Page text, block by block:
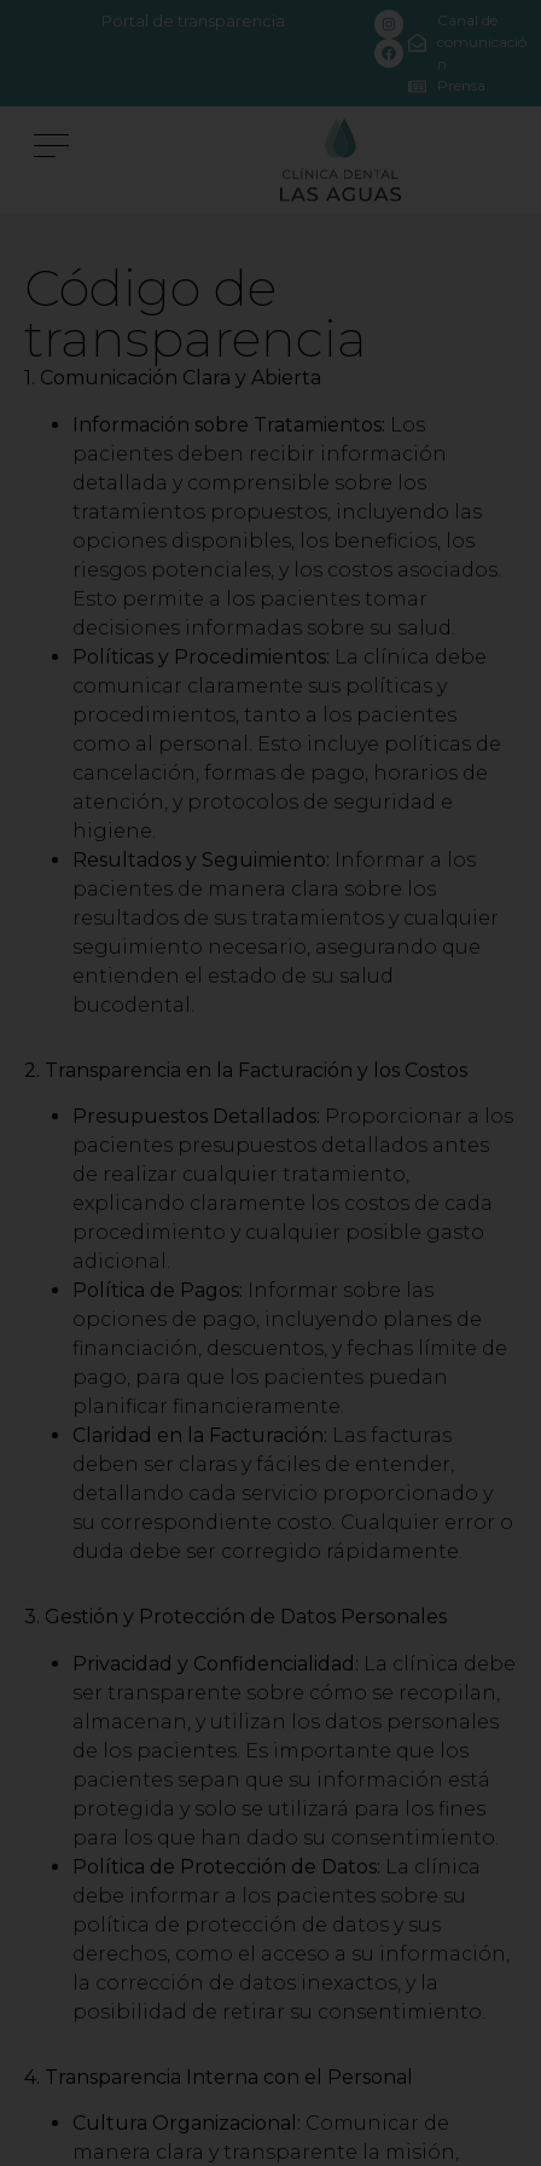
Portal de transparencia
Canal de
comunicació
n
Prensa
Código de
transparencia
1. Comunicación Clara y Abierta
Información sobre Tratamientos: Los
pacientes deben recibir información
detallada y comprensible sobre los
tratamientos propuestos, incluyendo las
opciones disponibles, los beneficios, los
riesgos potenciales, y los costos asociados.
Esto permite a los pacientes tomar
decisiones informadas sobre su salud.
Políticas y Procedimientos: La clínica debe
comunicar claramente sus políticas y
procedimientos, tanto a los pacientes
como al personal. Esto incluye políticas de
cancelación, formas de pago, horarios de
atención, y protocolos de seguridad e
higiene.
Resultados y Seguimiento: Informar a los
pacientes de manera clara sobre los
resultados de sus tratamientos y cualquier
seguimiento necesario, asegurando que
entienden el estado de su salud
bucodental.
2. Transparencia en la Facturación y los Costos
Presupuestos Detallados: Proporcionar a los
pacientes presupuestos detallados antes
de realizar cualquier tratamiento,
explicando claramente los costos de cada
procedimiento y cualquier posible gasto
adicional.
Política de Pagos: Informar sobre las
opciones de pago, incluyendo planes de
financiación, descuentos, y fechas límite de
pago, para que los pacientes puedan
planificar financieramente.
Claridad en la Facturación: Las facturas
deben ser claras y fáciles de entender,
detallando cada servicio proporcionado y
su correspondiente costo. Cualquier error o
duda debe ser corregido rápidamente.
3. Gestión y Protección de Datos Personales
Privacidad y Confidencialidad: La clínica debe
ser transparente sobre cómo se recopilan,
almacenan, y utilizan los datos personales
de los pacientes. Es importante que los
pacientes sepan que su información está
protegida y solo se utilizará para los fines
para los que han dado su consentimiento.
Política de Protección de Datos: La clínica
debe informar a los pacientes sobre su
política de protección de datos y sus
derechos, como el acceso a su información,
la corrección de datos inexactos, y la
posibilidad de retirar su consentimiento.
4. Transparencia Interna con el Personal
Cultura Organizacional: Comunicar de
manera clara y transparente la misión,